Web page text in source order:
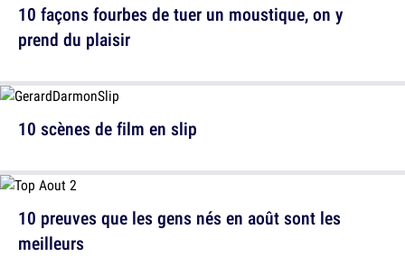
10 scènes de film en slip
10 façons fourbes de tuer un moustique, on y
prend du plaisir
10 preuves que les gens nés en août sont les
meilleurs